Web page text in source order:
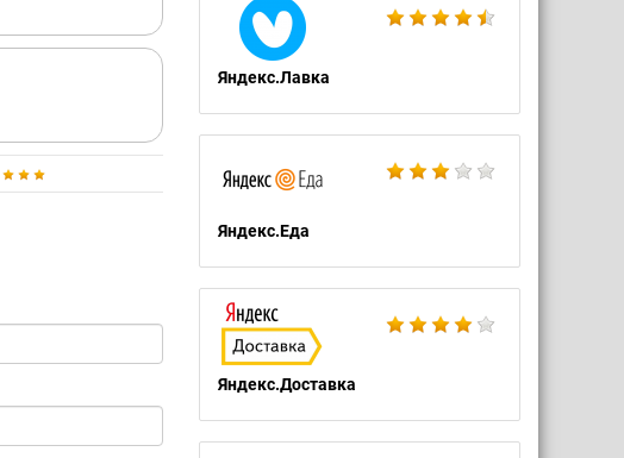
Яндекс.Лавка
Яндекс.Еда
Яндекс.Доставка